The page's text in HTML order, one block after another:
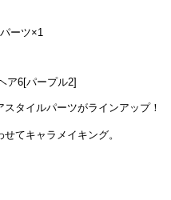
ーツ×1
ア6[パープル2]
タイルパーツがラインアップ！
てキャラメイキング。